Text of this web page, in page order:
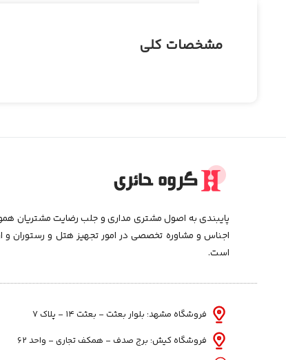
مشخصات کلی
پایبندی به اصول مشتری مداری و جلب رضایت مشتریان
اجناس و مشاوره تخصصی در امور تجهیز هتل و رستوران و
است.
فروشگاه مشهد: بلوار بعثت - بعثت ۱۴ - پلاک ۷
فروشگاه کیش: برج صدف - همکف تجاری - واحد 62